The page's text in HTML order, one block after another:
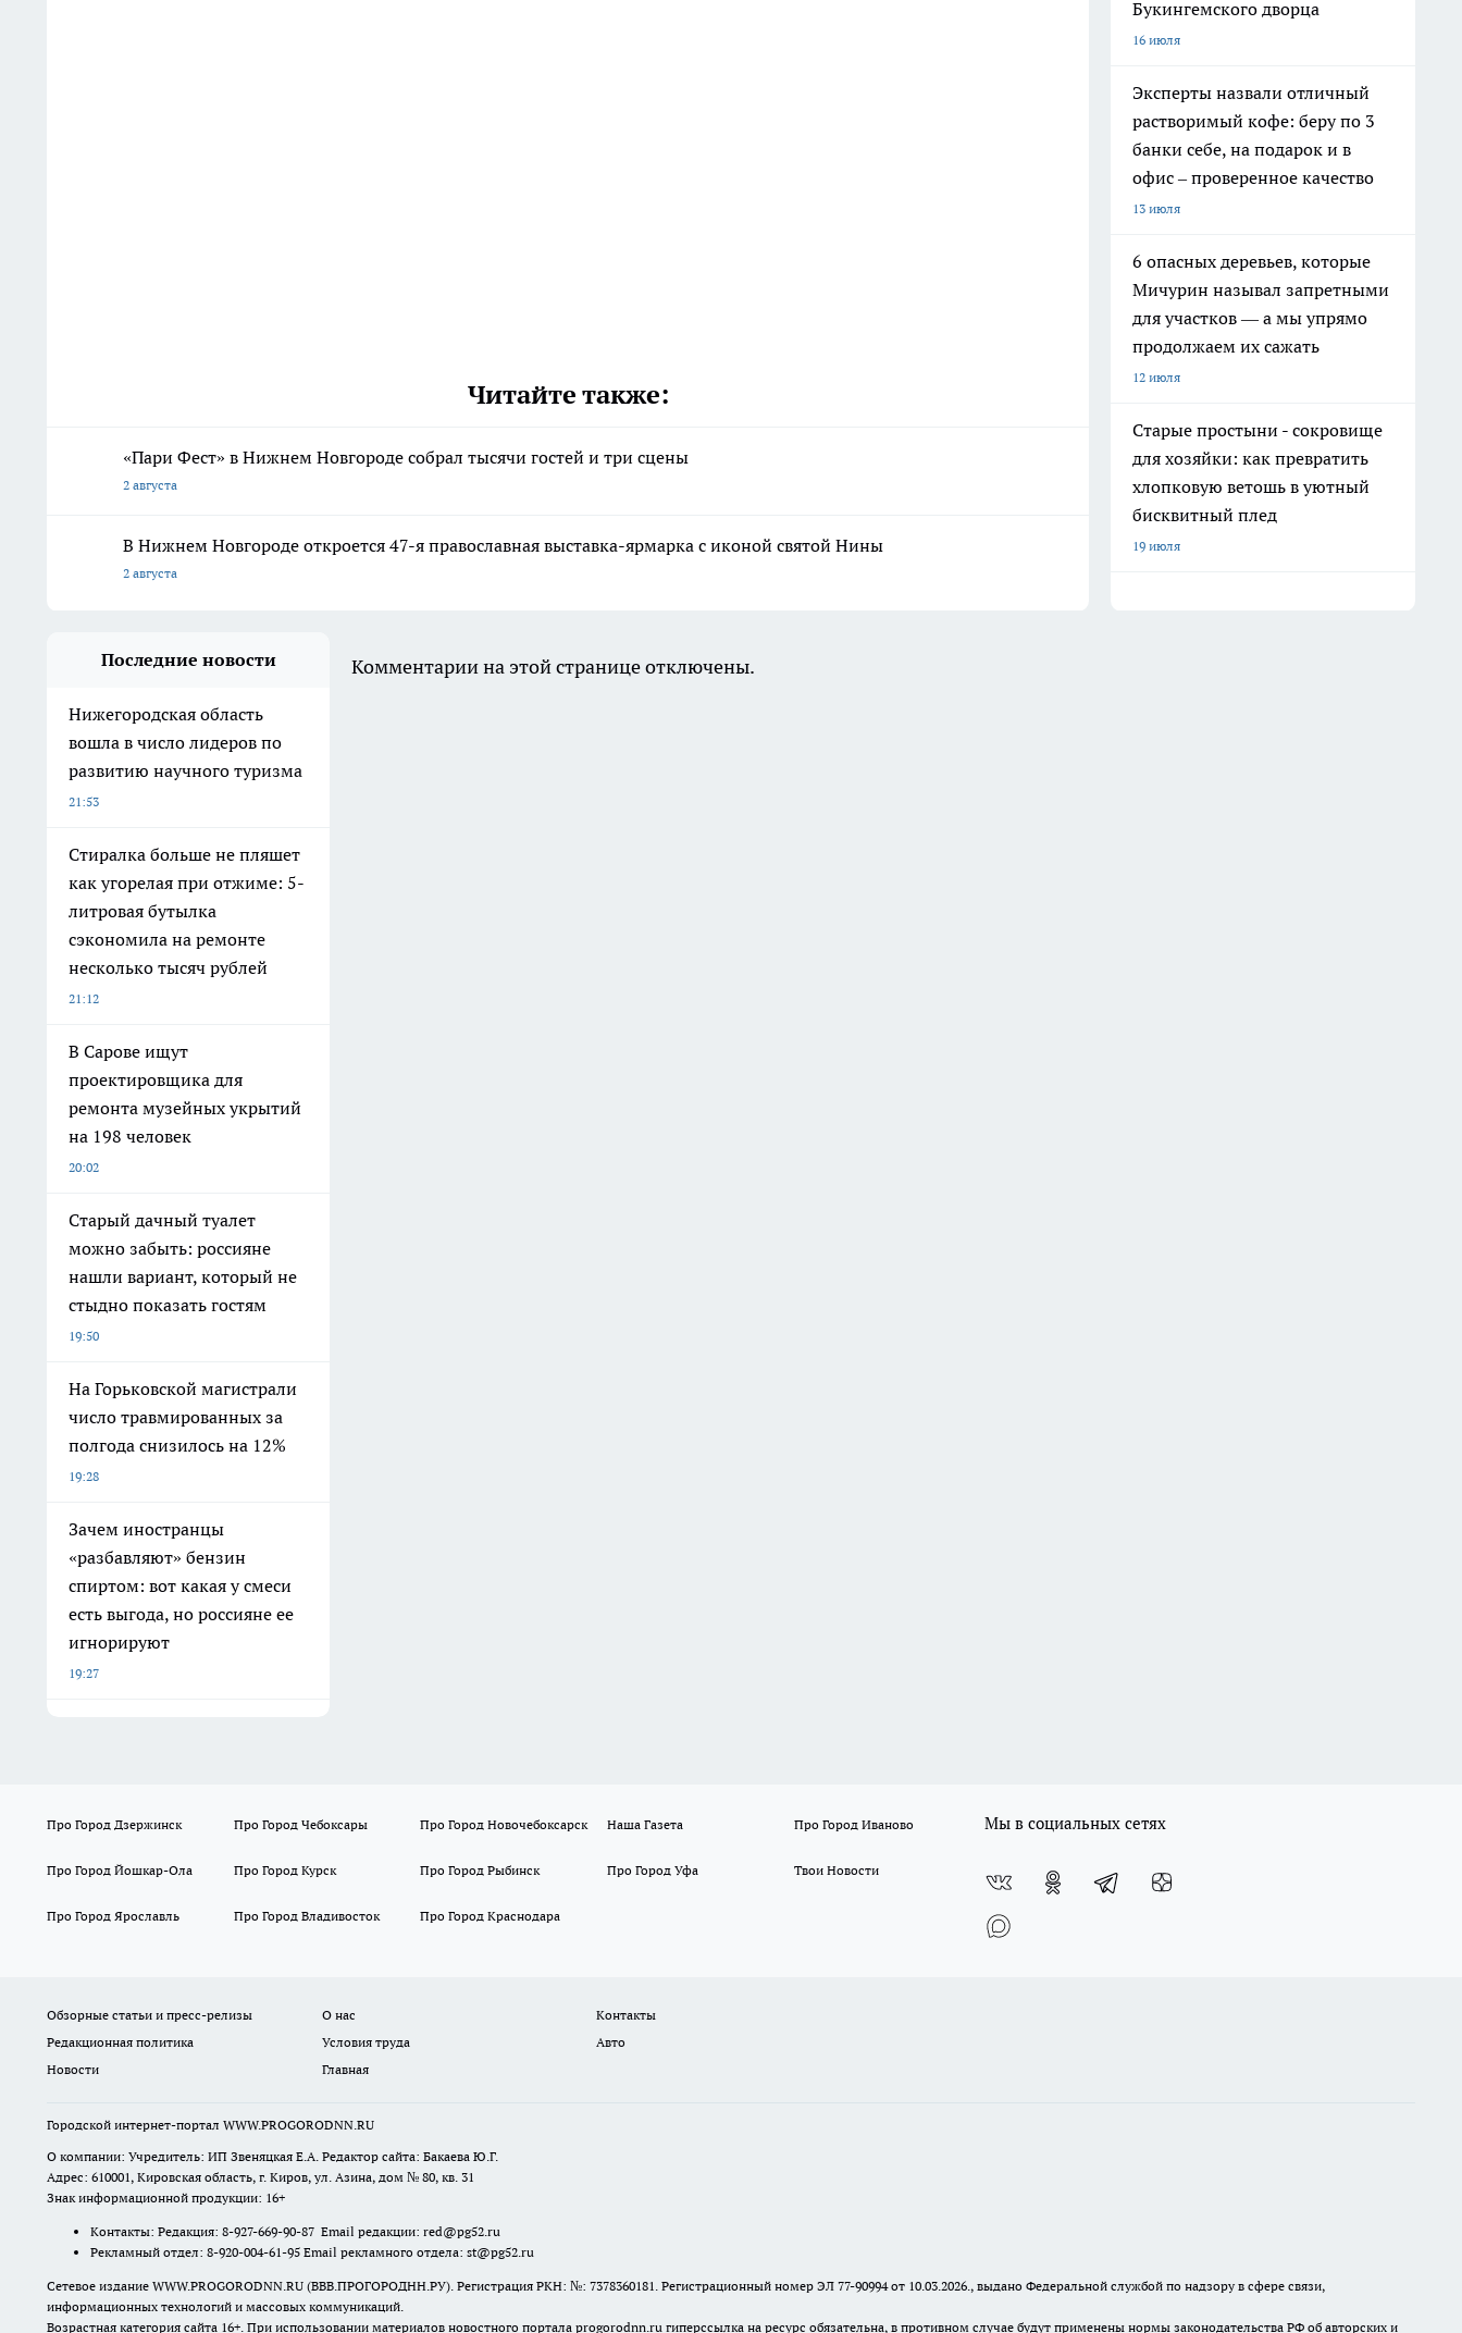
Читайте также:
«Пари Фест» в Нижнем Новгороде собрал тысячи гостей и три сцены
2 августа
В Нижнем Новгороде откроется 47-я православная выставка-ярмарка с иконой святой Нины
2 августа
Букингемского дворца
16 июля
Эксперты назвали отличный
растворимый кофе: беру по 3
банки себе, на подарок и в
офис – проверенное качество
13 июля
6 опасных деревьев, которые
Мичурин называл запретными
для участков — а мы упрямо
продолжаем их сажать
12 июля
Старые простыни - сокровище
для хозяйки: как превратить
хлопковую ветошь в уютный
бисквитный плед
19 июля
Последние новости
Нижегородская область
вошла в число лидеров по
развитию научного туризма
21:53
Стиралка больше не пляшет
как угорелая при отжиме: 5-
литровая бутылка
сэкономила на ремонте
несколько тысяч рублей
21:12
В Сарове ищут
проектировщика для
ремонта музейных укрытий
на 198 человек
20:02
Старый дачный туалет
можно забыть: россияне
нашли вариант, который не
стыдно показать гостям
19:50
На Горьковской магистрали
число травмированных за
полгода снизилось на 12%
19:28
Зачем иностранцы
«разбавляют» бензин
спиртом: вот какая у смеси
есть выгода, но россияне ее
игнорируют
19:27
Комментарии на этой странице отключены.
Про Город Дзержинск Про Город Чебоксары Про Город Новочебоксарск Наша Газета Про Город Иваново
Про Город Йошкар-Ола Про Город Курск Про Город Рыбинск Про Город Уфа Твои Новости
Про Город Ярославль Про Город Владивосток Про Город Краснодара
Мы в социальных сетях
Обзорные статьи и пресс-релизы О нас
Контакты
Редакционная политика
Условия труда
Авто
Новости
Главная
Городской интернет-портал WWW.PROGORODNN.RU
О компании: Учредитель: ИП Звеняцкая Е.А. Редактор сайта: Бакаева Ю.Г.
Адрес: 610001, Кировская область, г. Киров, ул. Азина, дом № 80, кв. 31
Знак информационной продукции: 16+
Контакты: Редакция: 8-927-669-90-87 Email редакции: red@pg52.ru
Рекламный отдел: 8-920-004-61-95 Email рекламного отдела: st@pg52.ru
Сетевое издание WWW.PROGORODNN.RU (ВВВ.ПРОГОРОДНН.РУ). Регистрация РКН: №: 7378360181. Регистрационный номер ЭЛ 77-90994 от 10.03.2026., выдано Федеральной службой по надзору в сфере связи,
информационных технологий и массовых коммуникаций.
Возрастная категория сайта 16+. При использовании материалов новостного портала progorodnn.ru гиперссылка на ресурс обязательна, в противном случае будут применены нормы законодательства РФ об авторских и